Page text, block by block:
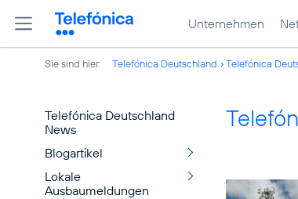
Unternehmen
Sie sind hier: Telefónica Deutschland Telefónica
Telefónica Deutschland
News
Blogartikel
Lokale
Ausbaumeldungen